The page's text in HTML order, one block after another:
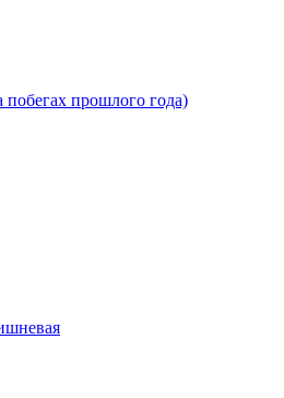
прошлого года)